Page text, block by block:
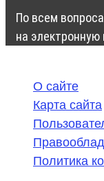
По всем
на электронную
О сайте
Карта сайта
Политика